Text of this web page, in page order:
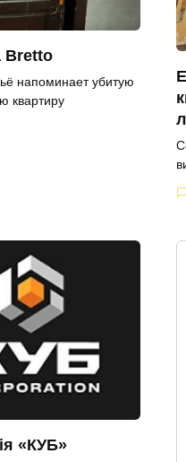
Bretto
напоминает убитую
квартиру
«КУБ»